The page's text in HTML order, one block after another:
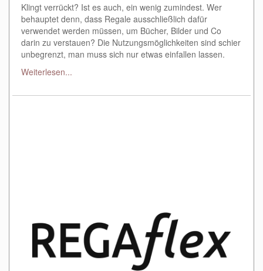
Klingt verrückt? Ist es auch, ein wenig zumindest. Wer
behauptet denn, dass Regale ausschließlich dafür
verwendet werden müssen, um Bücher, Bilder und Co
darin zu verstauen? Die Nutzungsmöglichkeiten sind schier
unbegrenzt, man muss sich nur etwas einfallen lassen.
Weiterlesen...